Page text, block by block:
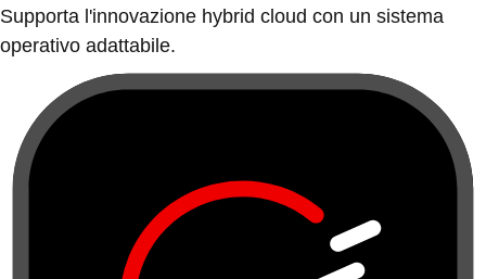
Supporta l'innovazione hybrid cloud con un sistema
operativo adattabile.